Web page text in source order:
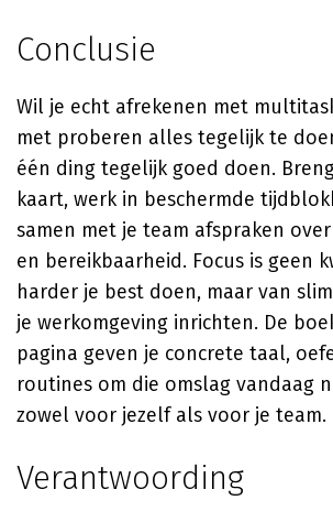
Conclusie
Wil je echt afrekenen met
met proberen alles tegelijk te
één ding tegelijk goed doen.
kaart, werk in beschermde
samen met je team afspraken
en bereikbaarheid. Focus is geen
harder je best doen, maar van
je werkomgeving inrichten. De
pagina geven je concrete taal,
routines om die omslag vandaag
zowel voor jezelf als voor je team.
Verantwoording